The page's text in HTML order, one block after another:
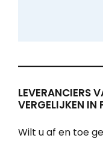
LEVERANCIERS
VERGELIJKEN IN
Wilt u af en toe